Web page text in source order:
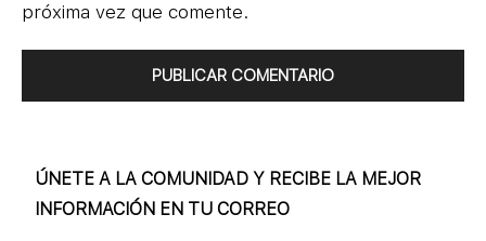
próxima vez que comente.
ÚNETE A LA COMUNIDAD Y RECIBE LA MEJOR
INFORMACIÓN EN TU CORREO